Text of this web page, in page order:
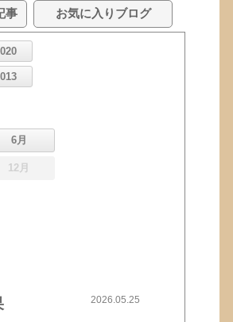
事 お気に入りブログ
6月
12月
2026.05.25